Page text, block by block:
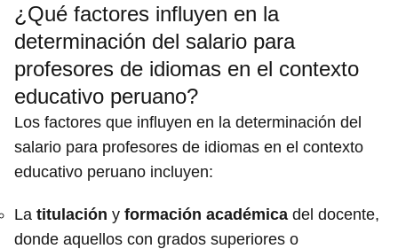
¿Qué factores influyen en la
determinación del salario para
profesores de idiomas en el contexto
educativo peruano?
Los factores que influyen en la determinación del
salario para profesores de idiomas en el contexto
educativo peruano incluyen:
La titulación y formación académica del docente,
donde aquellos con grados superiores o